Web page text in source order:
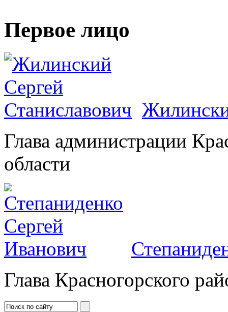
Первое лицо
Глава администрации
области
Глава Красногорского